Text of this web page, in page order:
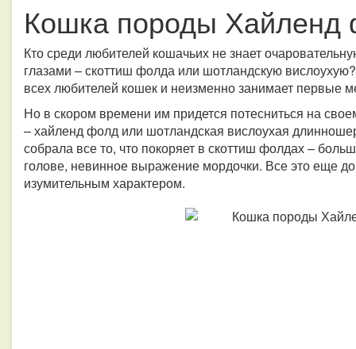
Кошка породы Хайленд
Кто среди любителей кошачьих не знает
глазами – скоттиш фолда или шотландскую
всех любителей кошек и неизменно занимает первые
Но в скором времени им придется потесниться на
– хайленд фолд или шотландская вислоухая
собрала все то, что покоряет в скоттиш фолдах –
голове, невинное выражение мордочки. Все это еще
изумительным характером.